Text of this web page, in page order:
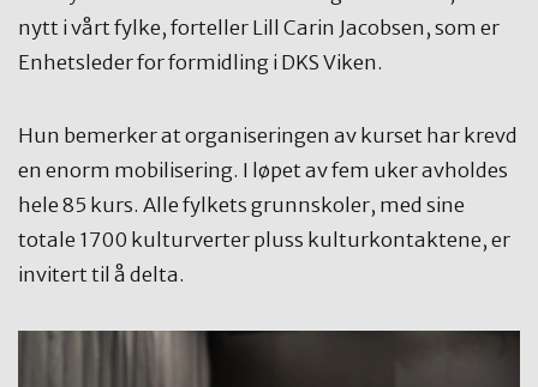
nytt i vårt fylke, forteller Lill Carin Jacobsen, som er
Enhetsleder for formidling i DKS Viken.
Hun bemerker at organiseringen av kurset har krevd
en enorm mobilisering. I løpet av fem uker avholdes
hele 85 kurs. Alle fylkets grunnskoler, med sine
totale 1700 kulturverter pluss kulturkontaktene, er
invitert til å delta.